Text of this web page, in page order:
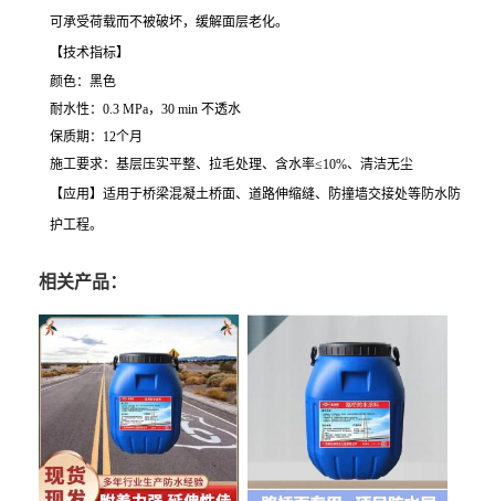
可承受荷载而不被破坏，缓解面层老化。
【技术指标】
颜色：黑色
耐水性：0.3 MPa，30 min 不透水
保质期：12个月
施工要求：基层压实平整、拉毛处理、含水率≤10%、清洁无尘
【应用】适用于桥梁混凝土桥面、道路伸缩缝、防撞墙交接处等防水防
护工程。
相关产品：